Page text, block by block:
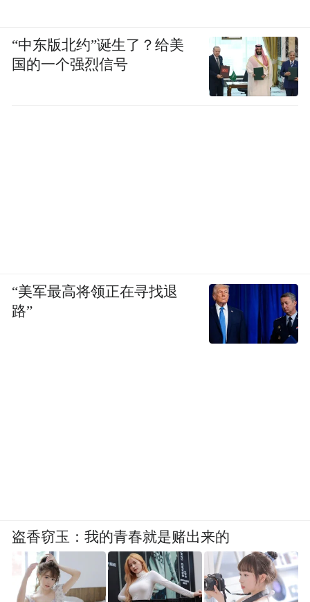
“中东版北约”诞生了？给美
国的一个强烈信号
“美军最高将领正在寻找退
路”
盗香窃玉：我的青春就是赌出来的